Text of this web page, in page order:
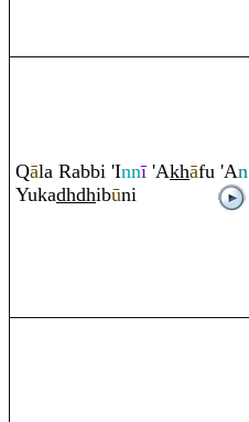
Qāla Rabbi 'Innī'Akhāfu 'An
Yukadhdhibūni